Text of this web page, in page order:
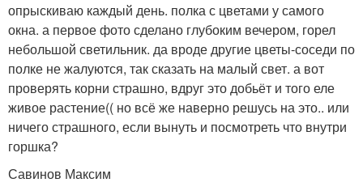
опрыскиваю каждый день. полка с цветами у самого
окна. а первое фото сделано глубоким вечером, горел
небольшой светильник. да вроде другие цветы-соседи по
полке не жалуются, так сказать на малый свет. а вот
проверять корни страшно, вдруг это добьёт и того еле
живое растение(( но всё же наверно решусь на это.. или
ничего страшного, если вынуть и посмотреть что внутри
горшка?
Савинов Максим